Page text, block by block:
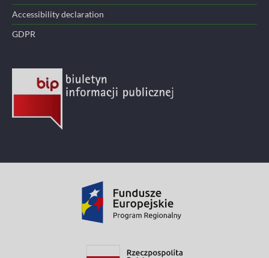
Accessibility declaration
GDPR